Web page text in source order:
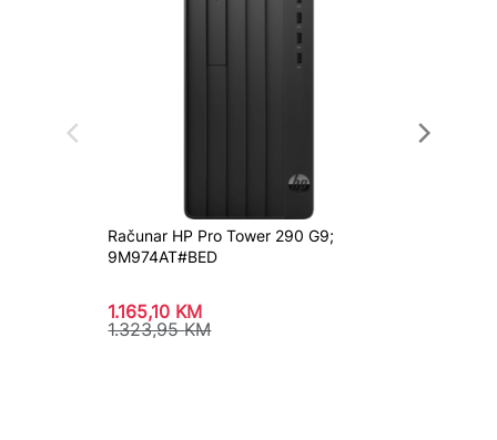
Računar HP Pro Tower 290 G9;
9M974AT#BED
1.165,10 KM
1.323,95KM